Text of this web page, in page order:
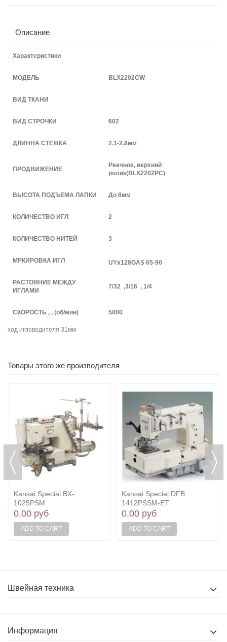
Описание
Характеристики
МОДЕЛЬ BLX2202CW
ВИД ТКАНИ
ВИД СТРОЧКИ 602
ДЛИННА СТЕЖКА 2.1-2.8мм
ПРОДВИЖЕНИЕ
Реечное, верхний
ролик(BLX2202PC)
ВЫСОТА ПОДЪЕМА ЛАПКИ До 8мм
КОЛИЧЕСТВО ИГЛ 2
КОЛИЧЕСТВО НИТЕЙ 3
МРКИРОВКА ИГЛ UYx128GAS 65-90
РАСТОЯНИЕ МЕЖДУ
ИГЛАМИ
7/32 ,3/16 , 1/4
СКОРОСТЬ , , (об/мин) 5000
ход игловодителя 31мм
Товары этого же производителя
Kansai Special BX-
1025PSM
0,00 руб
ADD TO CART
Kansai Special DFB
1412PSSM-ET
0,00 руб
ADD TO CART
Швейная техника
Информация